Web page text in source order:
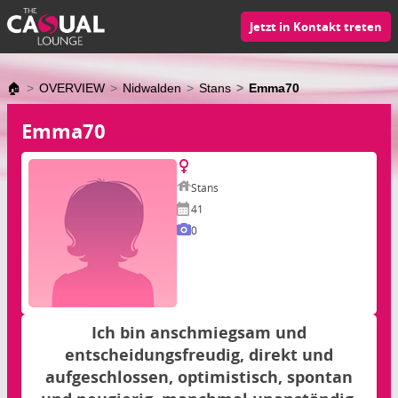
Jetzt in Kontakt treten
🏠 OVERVIEW Nidwalden Stans Emma70
Emma70
Stans
41
0
Ich bin anschmiegsam und
entscheidungsfreudig, direkt und
aufgeschlossen, optimistisch, spontan